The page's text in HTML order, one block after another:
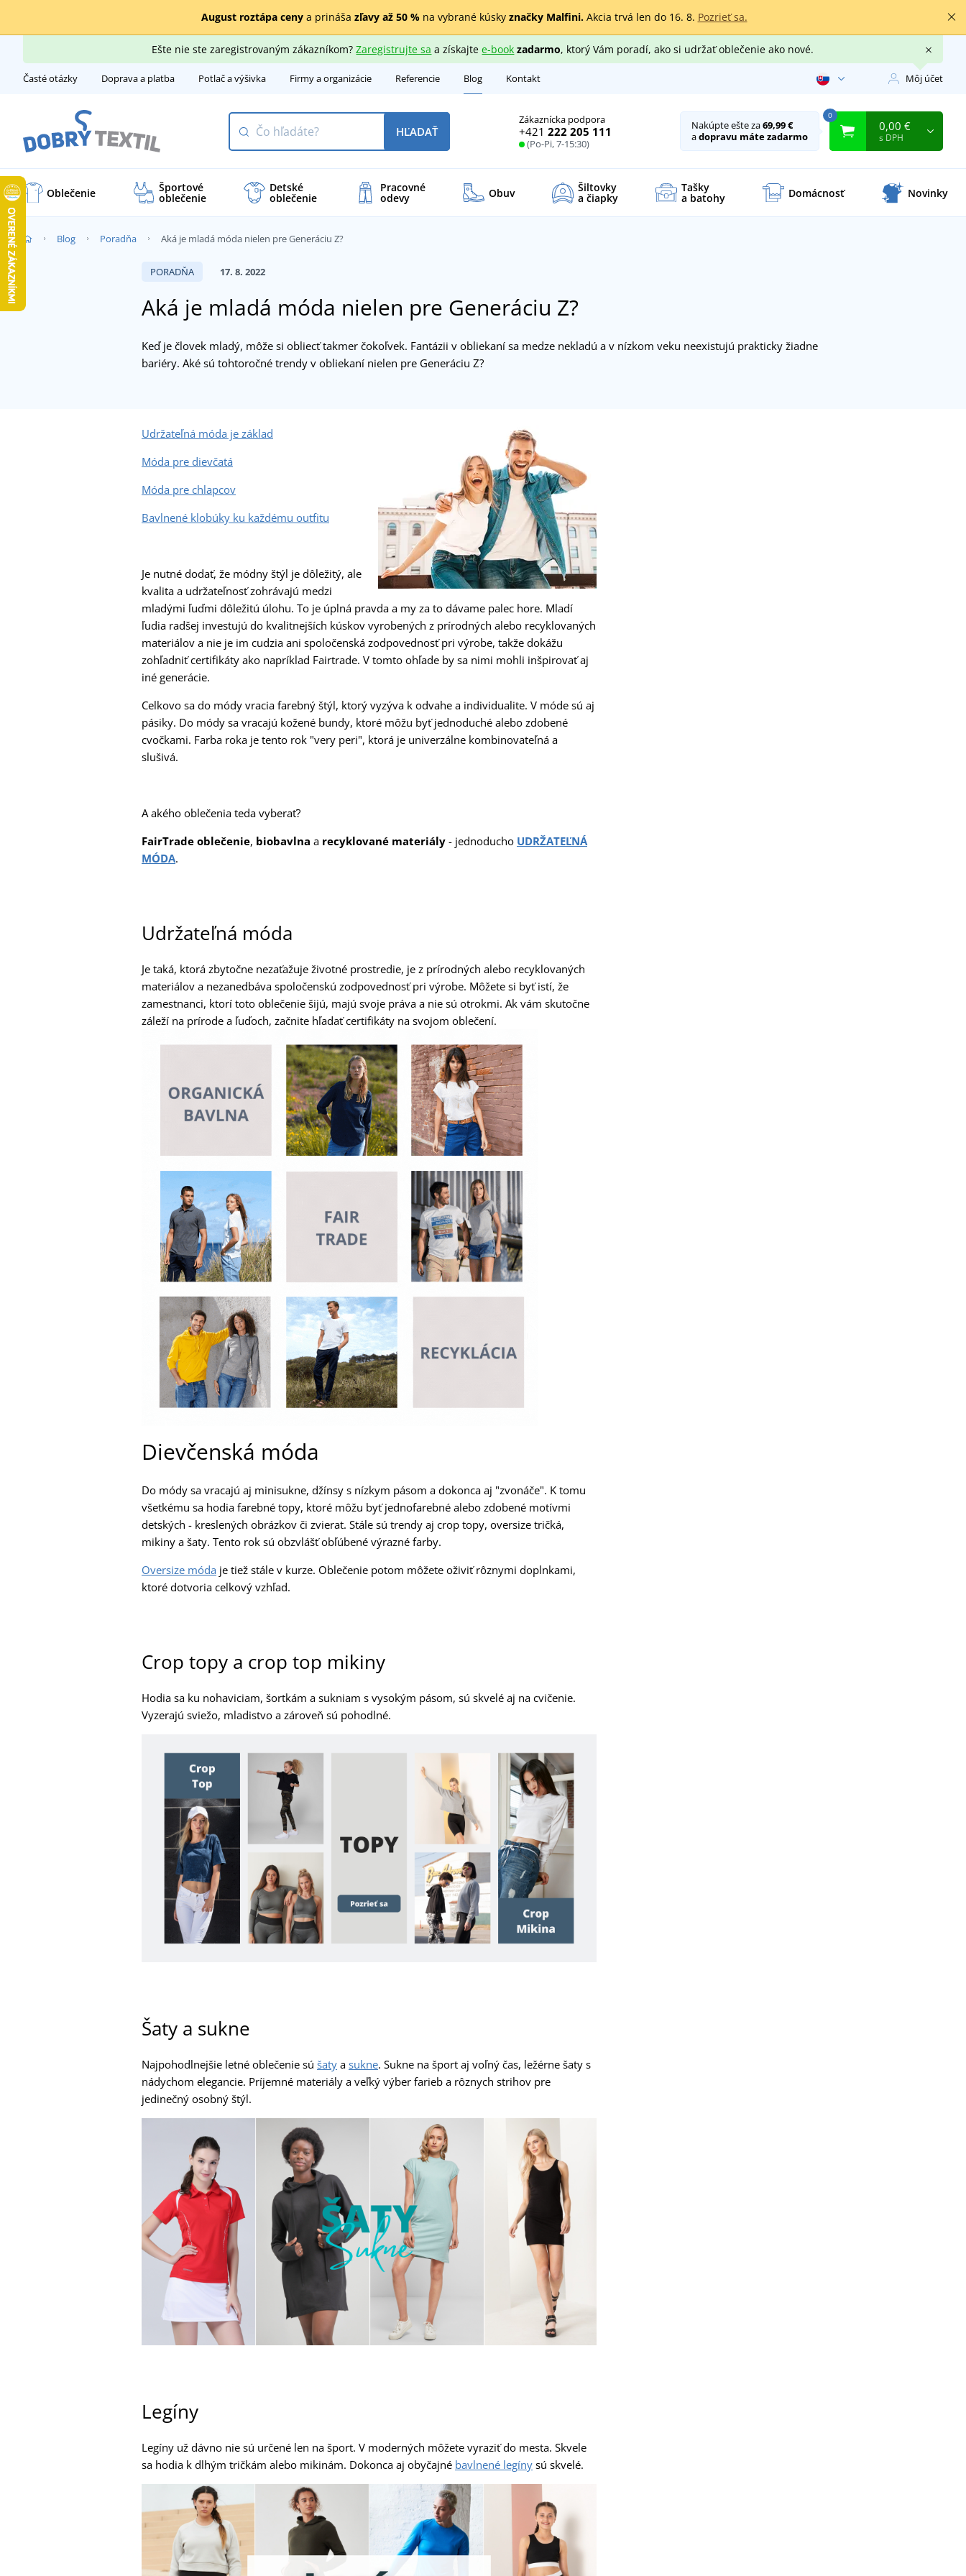
August roztápa cenya prináša zľavy až 50 %na vybrané kúsky značky Malfini.Akcia trvá len do 16. 8. Pozrieť sa.
Ešte nie ste zaregistrovaným zákazníkom?Zaregistrujte sa a získajtee-book zadarmo, ktorý Vám poradí, ako si udržať oblečenie ako nové.
Časté otázky Doprava a platba Potlač a výšivka Firmy a organizácie Referencie Blog Kontakt Môj účet
Zákaznícka podpora
+421 222 205 111
(Po-Pi, 7-15:30)
HĽADAŤ Nakúpte ešte za69,99 €
adopravu máte zadarmo
0
0,00 €
s DPH
Oblečenie Športové
oblečenie
Detské
oblečenie
Pracovné
odevy Obuv Šiltovky
a čiapky
Tašky
a batohy Domácnosť Novinky
Blog Poradňa Aká je mladá móda nielen pre Generáciu Z?
PORADŇA 17. 8. 2022
Aká je mladá móda nielen pre Generáciu Z?
Keď je človek mladý, môže si obliecť takmer čokoľvek. Fantázii v obliekaní sa medze nekladú a v nízkom veku neexistujú prakticky žiadne
bariéry. Aké sú tohtoročné trendy v obliekaní nielen pre Generáciu Z?
Udržateľná móda je základ
Móda pre dievčatá
Móda pre chlapcov
Bavlnené klobúky ku každému outfitu
Je nutné dodať, že módny štýl je dôležitý, ale
kvalita a udržateľnosť zohrávajú medzi
mladými ľuďmi dôležitú úlohu. To je úplná pravda a my za to dávame palec hore. Mladí
ľudia radšej investujú do kvalitnejších kúskov vyrobených z prírodných alebo recyklovaných
materiálov a nie je im cudzia ani spoločenská zodpovednosť pri výrobe, takže dokážu
zohľadniť certifikáty ako napríklad Fairtrade. V tomto ohľade by sa nimi mohli inšpirovať aj
iné generácie.
Celkovo sa do módy vracia farebný štýl, ktorý vyzýva k odvahe a individualite. V móde sú aj
pásiky. Do módy sa vracajú kožené bundy, ktoré môžu byť jednoduché alebo zdobené
cvočkami. Farba roka je tento rok "very peri", ktorá je univerzálne kombinovateľná a
slušivá.
A akého oblečenia teda vyberať?
FairTrade oblečenie, biobavlna a recyklované materiály - jednoducho UDRŽATEĽNÁ
MÓDA.
Udržateľná móda
Je taká, ktorá zbytočne nezaťažuje životné prostredie, je z prírodných alebo recyklovaných
materiálov a nezanedbáva spoločenskú zodpovednosť pri výrobe. Môžete si byť istí, že
zamestnanci, ktorí toto oblečenie šijú, majú svoje práva a nie sú otrokmi. Ak vám skutočne
záleží na prírode a ľuďoch, začnite hľadať certifikáty na svojom oblečení.
Dievčenská móda
Do módy sa vracajú aj minisukne, džínsy s nízkym pásom a dokonca aj "zvonáče". K tomu
všetkému sa hodia farebné topy, ktoré môžu byť jednofarebné alebo zdobené motívmi
detských - kreslených obrázkov či zvierat. Stále sú trendy aj crop topy, oversize tričká,
mikiny a šaty. Tento rok sú obzvlášť obľúbené výrazné farby.
Oversize móda je tiež stále v kurze. Oblečenie potom môžete oživiť rôznymi doplnkami,
ktoré dotvoria celkový vzhľad.
Crop topy a crop top mikiny
Hodia sa ku nohaviciam, šortkám a sukniam s vysokým pásom, sú skvelé aj na cvičenie.
Vyzerajú sviežo, mladistvo a zároveň sú pohodlné.
Šaty a sukne
Najpohodlnejšie letné oblečenie sú šaty a sukne. Sukne na šport aj voľný čas, ležérne šaty s
nádychom elegancie. Príjemné materiály a veľký výber farieb a rôznych strihov pre
jedinečný osobný štýl.
Legíny
Legíny už dávno nie sú určené len na šport. V moderných môžete vyraziť do mesta. Skvele
sa hodia k dlhým tričkám alebo mikinám. Dokonca aj obyčajné bavlnené legíny sú skvelé.